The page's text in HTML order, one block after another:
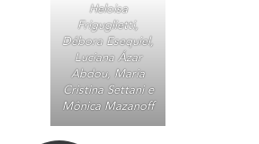
Heloisa
Friguglietti,
Débora Esequiel,
Luciana Ázar
Abdou, Maria
Cristina Settani e
Mônica Mazanoff